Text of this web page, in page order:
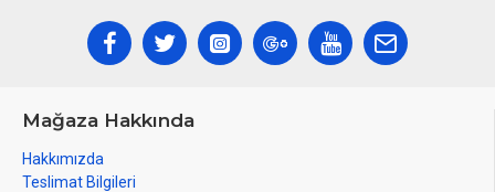
Mağaza Hakkında
Hakkımızda
Teslimat Bilgileri